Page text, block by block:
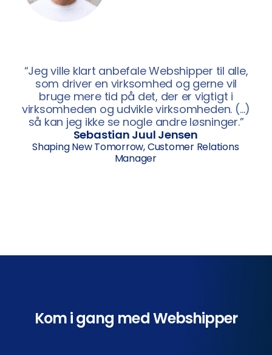
“Jeg ville klart anbefale Webshipper til alle,
som driver en virksomhed og gerne vil
bruge mere tid på det, der er vigtigt i
virksomheden og udvikle virksomheden. (…)
så kan jeg ikke se nogle andre løsninger.”
Sebastian Juul Jensen
Shaping New Tomorrow, Customer Relations
Manager
Kom i gang med Webshipper